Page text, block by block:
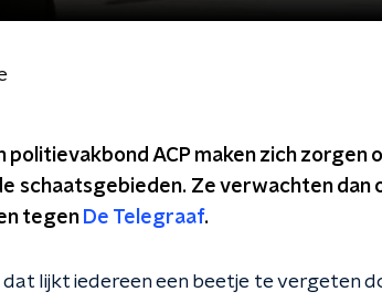
politievakbond ACP maken zich zorgen
schaatsgebieden. Ze verwachten dan
tegen De Telegraaf.
lijkt iedereen een beetje te vergeten